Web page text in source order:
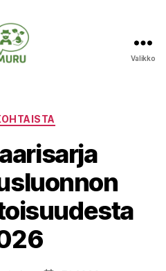
Valikko
Kategoriat